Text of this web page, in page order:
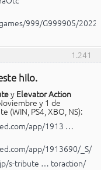
999/G999905/
1.241
hilo.
y Elevator Action
y 1 de
(WIN, PS4, XBO, NS):
app/1913 …
app/1913690/_S/
s-tribute … toraction/